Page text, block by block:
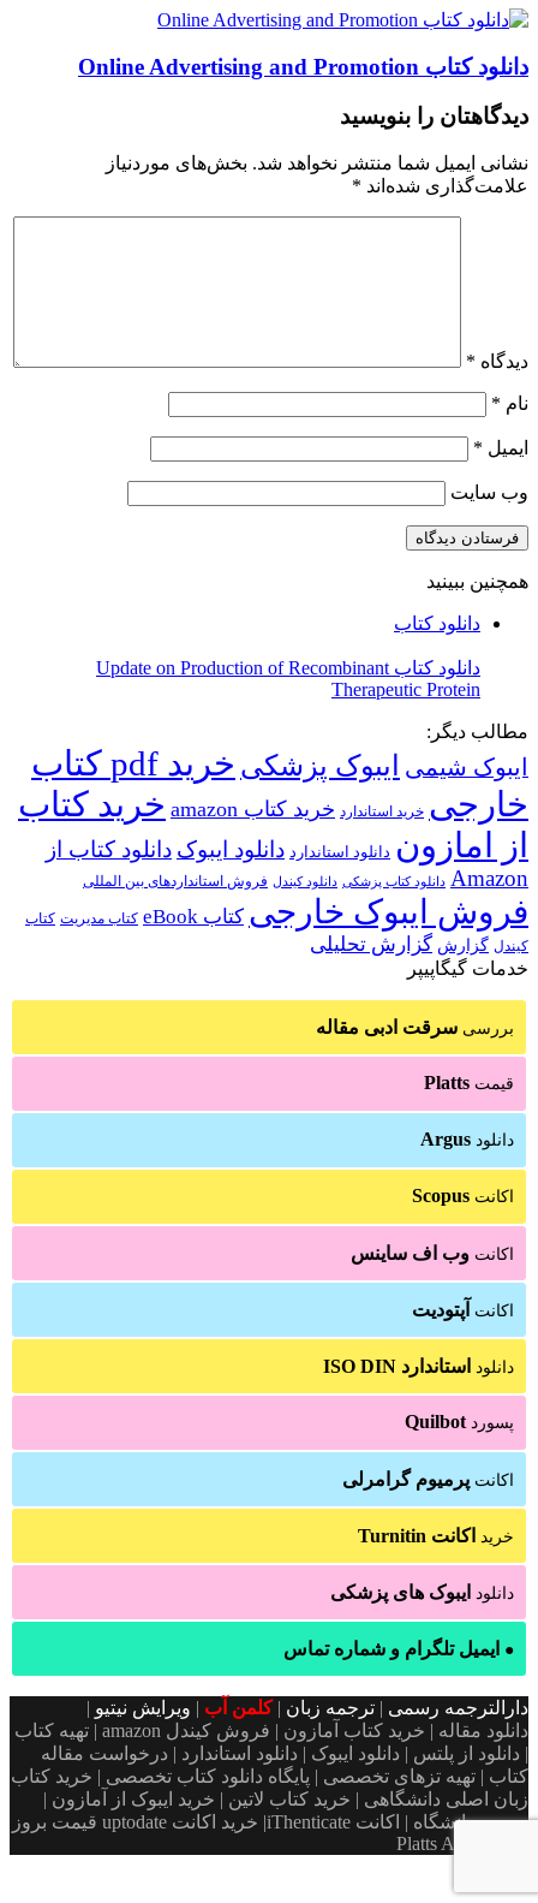
دانلود کتاب Online Advertising and Promotion
دیدگاهتان را بنویسید
نشانی ایمیل شما منتشر نخواهد شد. بخش‌های موردنیاز
علامت‌گذاری شده‌اند *
دیدگاه *
نام *
ایمیل *
وب‌ سایت
همچنین ببینید
دانلود کتاب
دانلود کتاب Update on Production of Recombinant
Therapeutic Protein
مطالب دیگر:
ایبوک شیمی ایبوک پزشکی
خرید pdf کتاب
خارجی خرید استاندارد خرید کتاب amazon
خرید کتاب
از امازون دانلود استاندارد دانلود ایبوک دانلود کتاب از
Amazon دانلود کتاب پزشکی دانلود کیندل فروش استانداردهای بین المللی
فروش ایبوک خارجی کتاب eBook کتاب مدیریت کتاب
کیندل گزارش گزارش تحلیلی
خدمات گیگاپیپر
بررسی سرقت ادبی مقاله
قیمت Platts
دانلود Argus
اکانت Scopus
اکانت وب اف ساینس
اکانت آپتودیت
دانلود استاندارد ISO DIN
پسوردQuilbot
اکانت پرمیوم گرامرلی
خرید اکانت Turnitin
دانلود ایبوک های پزشکی
● ایمیل تلگرام و شماره تماس
دارالترجمه رسمی ترجمه زبان کلمن آب ویرایش نیتیو
دانلود مقاله | خرید کتاب آمازون | فروش کیندل amazon | تهیه کتاب
| دانلود از پلتس | دانلود ایبوک | دانلود استاندارد | درخواست مقاله
کتاب | تهیه تزهای تخصصی | پایگاه دانلود کتاب تخصصی | خرید کتاب
زبان اصلی دانشگاهی | خرید کتاب لاتین | خرید ایبوک از آمازون |
پسورد دانشگاه | اکانت iThenticate| خريد اكانت uptodate قیمت بروز
Platts Argus ICIS
بوک
آپ
بازگشت